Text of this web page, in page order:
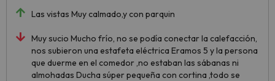
Las vistas Muy calmado,y con parquin
Muy sucio Mucho frío, no se podía conectar la calefacción,
nos subieron una estafeta eléctrica Eramos 5 y la persona
que duerme en el comedor ,no estaban las sábanas ni
almohadas Ducha súper pequeña con cortina ,todo se